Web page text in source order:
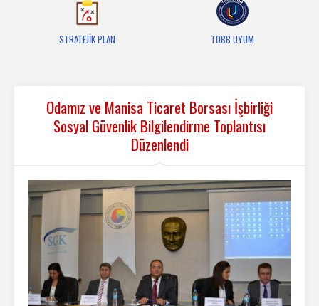
STRATEJİK PLAN TOBB UYUM
Odamız ve Manisa Ticaret Borsası İşbirliği
Sosyal Güvenlik Bilgilendirme Toplantısı
Düzenlendi